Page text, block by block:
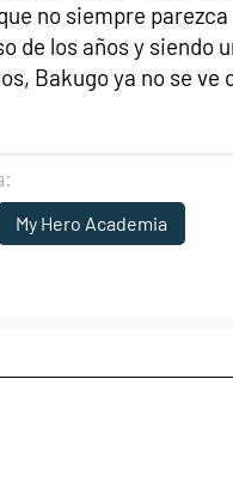
no siempre
de los años y siendo
Bakugo ya no se ve
My Hero Academia